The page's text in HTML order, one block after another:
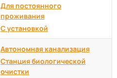
Для постоянного
проживания
С установкой
Автономная канализация
Станция биологической
очистки